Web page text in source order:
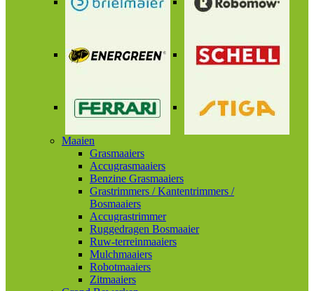
Maaien
Grasmaaiers
Accugrasmaaiers
Benzine Grasmaaiers
Grastrimmers / Kantentrimmers /
Bosmaaiers
Accugrastrimmer
Ruggedragen Bosmaaier
Ruw-terreinmaaiers
Mulchmaaiers
Robotmaaiers
Zitmaaiers